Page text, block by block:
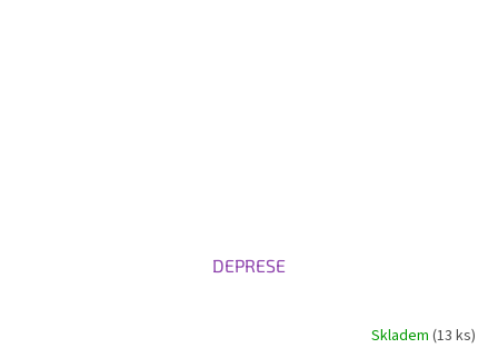
DEPRESE
Skladem(13 ks)